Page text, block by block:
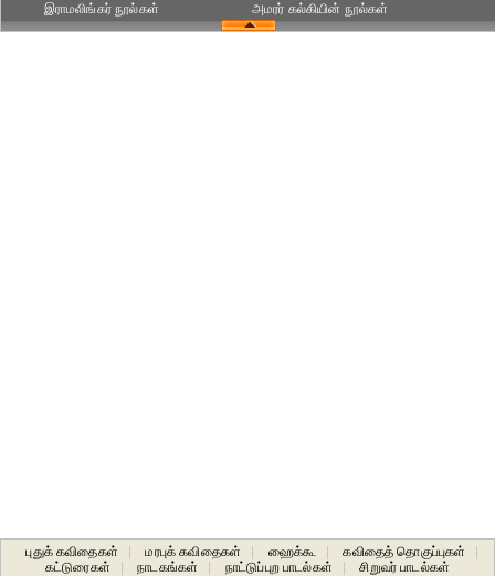
இராமலிங்கர் நூல்கள்
அமரர் கல்கியின் நூல்கள்
புதுக் கவிதைகள் மரபுக் கவிதைகள் ஹைக்கூ கவிதைத் தொகுப்புகள்
கட்டுரைகள்
நாடகங்கள் நாட்டுப்புற பாடல்கள் சிறுவர் பாடல்கள்